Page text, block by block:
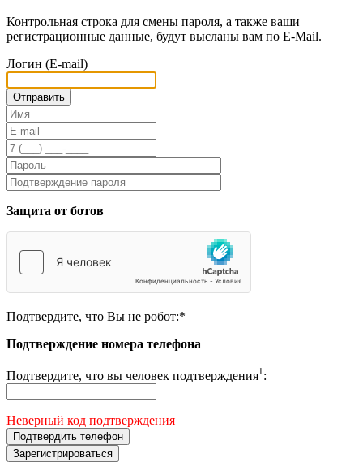
Контрольная строка для смены пароля, а также ваши
регистрационные данные, будут высланы вам по E-Mail.
Логин (E-mail)
Защита от ботов
Подтвердите, что Вы не робот:*
Подтверждение номера телефона
Подтвердите, что вы человек подтверждения1 :
Неверный код подтверждения
Подтвердить телефон
Зарегистрироваться